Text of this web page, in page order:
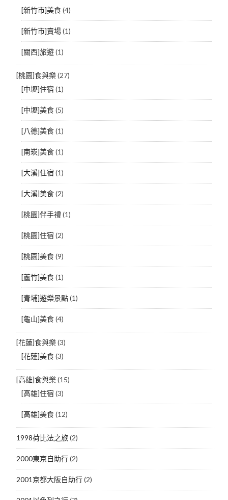
[新竹市]美食(4)
[新竹市]賣場(1)
[關西]旅遊(1)
[桃園]食與樂(27)
[中壢]住宿 (1)
[中壢]美食(5)
[八德]美食(1)
[南崁]美食(1)
[大溪]住宿 (1)
[大溪]美食(2)
[桃園]伴手禮(1)
[桃園]住宿 (2)
[桃園]美食(9)
[蘆竹]美食(1)
[青埔]遊樂景點(1)
[龜山]美食(4)
[花蓮]食與樂(3)
[花蓮]美食(3)
[高雄]食與樂(15)
[高雄]住宿 (3)
[高雄]美食(12)
1998荷比法之旅(2)
2000東京自助行(2)
2001京都大阪自助行(2)